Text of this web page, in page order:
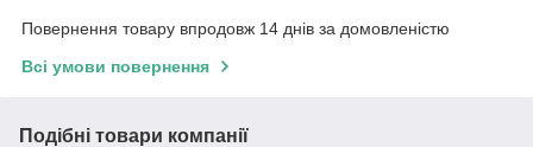
Повернення товару впродовж 14 днів за домовленістю
Всі умови повернення
Подібні товари компанії